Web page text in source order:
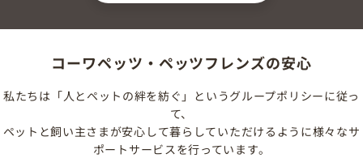
コーワペッツ・ペッツフレンズの安心
私たちは「人とペットの絆を紡ぐ」というグループポリシーに従っ
て、
ペットと飼い主さまが安心して暮らしていただけるように様々なサ
ポートサービスを行っています。